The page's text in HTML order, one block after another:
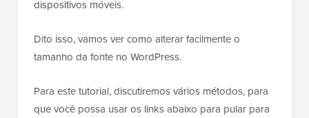
dispositivos móveis.
Dito isso, vamos ver como alterar facilmente o
tamanho da fonte no WordPress.
Para este tutorial, discutiremos vários métodos, para
que você possa usar os links abaixo para pular para